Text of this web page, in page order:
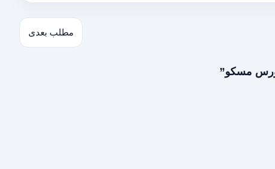
مطلب بعدی